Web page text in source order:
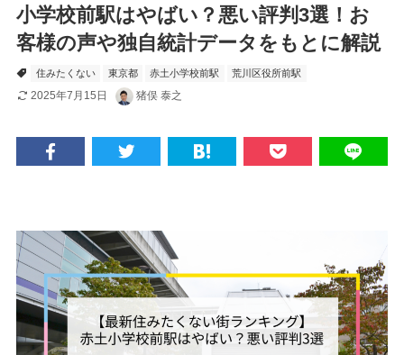
小学校前駅はやばい？悪い評判3選！お
客様の声や独自統計データをもとに解説
住みたくない 東京都 赤土小学校前駅 荒川区役所前駅
2025年7月15日 猪俣 泰之